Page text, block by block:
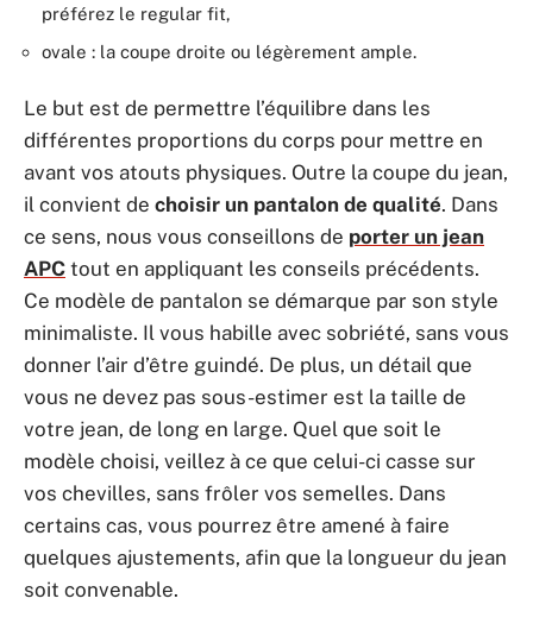
préférez le regular fit,
ovale : la coupe droite ou légèrement ample.
Le but est de permettre l’équilibre dans les
différentes proportions du corps pour mettre en
avant vos atouts physiques. Outre la coupe du jean,
il convient de choisir un pantalon de qualité. Dans
ce sens, nous vous conseillons de porter un jean
APC tout en appliquant les conseils précédents.
Ce modèle de pantalon se démarque par son style
minimaliste. Il vous habille avec sobriété, sans vous
donner l’air d’être guindé. De plus, un détail que
vous ne devez pas sous-estimer est la taille de
votre jean, de long en large. Quel que soit le
modèle choisi, veillez à ce que celui-ci casse sur
vos chevilles, sans frôler vos semelles. Dans
certains cas, vous pourrez être amené à faire
quelques ajustements, afin que la longueur du jean
soit convenable.